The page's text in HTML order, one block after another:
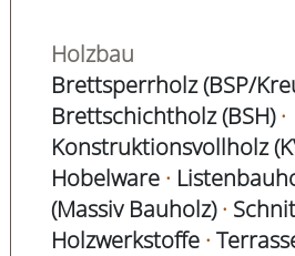
Holzbau
Brettsperrholz (BSP/
Brettschichtholz (BSH)·
Konstruktionsvollholz
Hobelware ·
(Massiv Bauholz)·
Holzwerkstoffe ·